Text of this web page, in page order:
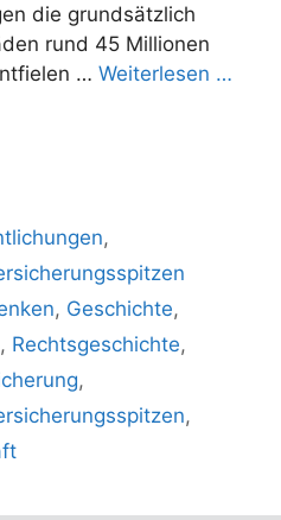
die grundsätzlich
rund 45 Millionen
… Weiterlesen …
,
, Geschichte,
, Rechtsgeschichte,
,
,